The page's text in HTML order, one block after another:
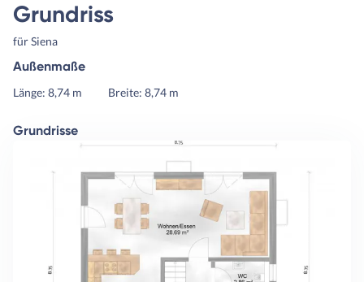
Grundriss
für Siena
Außenmaße
Länge: 8,74 m Breite: 8,74 m
Grundrisse